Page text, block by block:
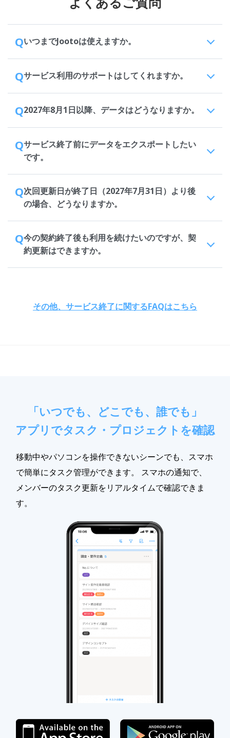
QいつまでJootoは使えますか。
Qサービス利用のサポートはしてくれますか。
Q2027年8月1日以降、データはどうなりますか。
Qサービス終了前にデータをエクスポートしたい
です。
Q次回更新日が終了日（2027年7月31日）より後
の場合、どうなりますか。
Q今の契約終了後も利用を続けたいのですが、契
約更新はできますか。
その他、サービス終了に関するFAQはこちら
「いつでも、どこでも、誰でも」
アプリでタスク・プロジェクトを確認
移動中やパソコンを操作できないシーンでも、スマホ
で簡単にタスク管理ができます。 スマホの通知で、
メンバーのタスク更新をリアルタイムで確認できま
す。